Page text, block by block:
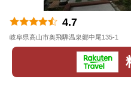
4.7
岐阜県高山市奥飛騨温泉郷中尾135-1